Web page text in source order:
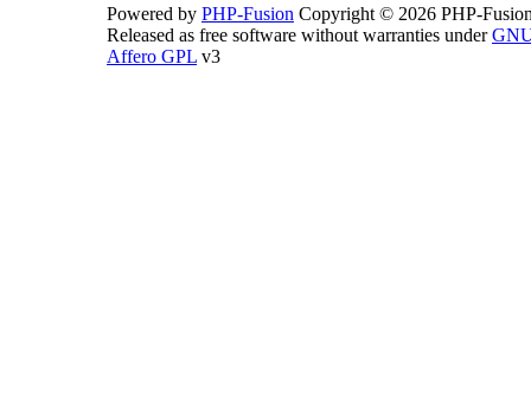
Powered by PHP-Fusion Copyright © 2026 PHP-
Released as free software without warranties under
Affero GPL v3